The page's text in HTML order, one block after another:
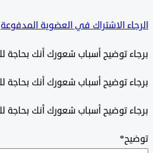
الاشتراك في العضوية المدفوعة
توضيح أسباب شعورك أنك بحاجة
توضيح أسباب شعورك أنك بحاجة للإبلاغ
توضيح أسباب شعورك أنك بحاجة
*